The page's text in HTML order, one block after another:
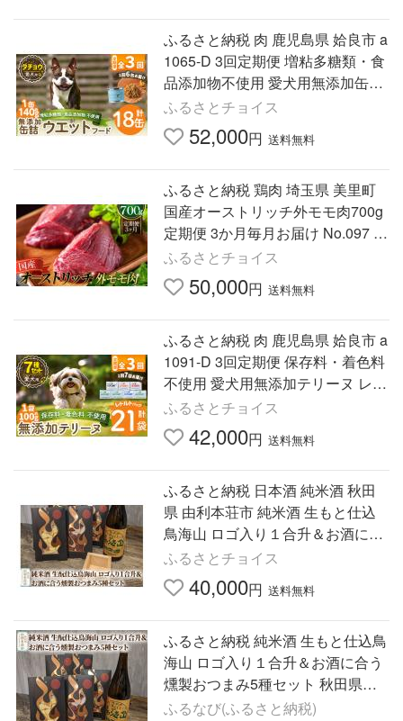
ふるさと納税 肉 鹿児島県 姶良市 a
1065-D 3回定期便 増粘多糖類・食
品添加物不使用 愛犬用無添加缶詰
ダチョウ ウェットフード6缶×3回
(1缶約140g・合計約2.5…
ふるさとチョイス
52,000円 送料無料
ふるさと納税 鶏肉 埼玉県 美里町
国産オーストリッチ外モモ肉700g
定期便 3か月毎月お届け No.097 ／
オーストリッチ肉 ダチョウ肉 赤身
肉 ドラム肉 外腿肉 …
ふるさとチョイス
50,000円 送料無料
ふるさと納税 肉 鹿児島県 姶良市 a
1091-D 3回定期便 保存料・着色料
不使用 愛犬用無添加テリーヌ レト
ルトパック 7種セット 7袋×3回(1袋
約100g・合計約2.1k…
ふるさとチョイス
42,000円 送料無料
ふるさと納税 日本酒 純米酒 秋田
県 由利本荘市 純米酒 生もと仕込
鳥海山 ロゴ入り１合升＆お酒に合
う燻製おつまみ5種セット 日本酒
お酒 純米酒 生もと きも…
ふるさとチョイス
40,000円 送料無料
ふるさと納税 純米酒 生もと仕込鳥
海山 ロゴ入り１合升＆お酒に合う
燻製おつまみ5種セット 秋田県由
利本荘市
ふるなび(ふるさと納税)